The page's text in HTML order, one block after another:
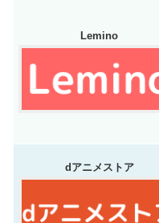
Lemino
dアニメストア